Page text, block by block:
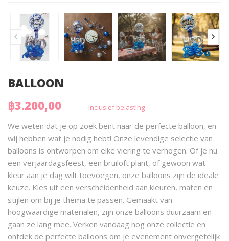
BALLOON
฿3.200,00
Inclusief belasting
We weten dat je op zoek bent naar de perfecte balloon, en
wij hebben wat je nodig hebt! Onze levendige selectie van
balloons is ontworpen om elke viering te verhogen. Of je nu
een verjaardagsfeest, een bruiloft plant, of gewoon wat
kleur aan je dag wilt toevoegen, onze balloons zijn de ideale
keuze. Kies uit een verscheidenheid aan kleuren, maten en
stijlen om bij je thema te passen. Gemaakt van
hoogwaardige materialen, zijn onze balloons duurzaam en
gaan ze lang mee. Verken vandaag nog onze collectie en
ontdek de perfecte balloons om je evenement onvergetelijk